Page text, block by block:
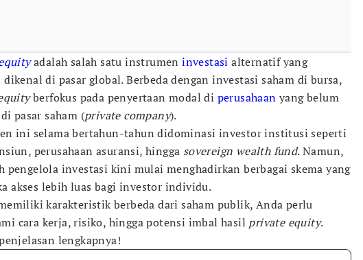
adalah salah satu instrumeninvestasi alternatif yang
dikenal di pasar global. Berbeda dengan investasi saham di bursa,
berfokus pada penyertaan modal di perusahaan yang belum
pasar saham (private company).
ini selama bertahun-tahun didominasi investor institusi seperti
perusahaan asuransi, hingga sovereign wealth fund. Namun,
pengelola investasi kini mulai menghadirkan berbagai skema yang
akses lebih luas bagi investor individu.
karakteristik berbeda dari saham publik, Anda perlu
cara kerja, risiko, hingga potensi imbal hasil private equity.
lengkapnya!